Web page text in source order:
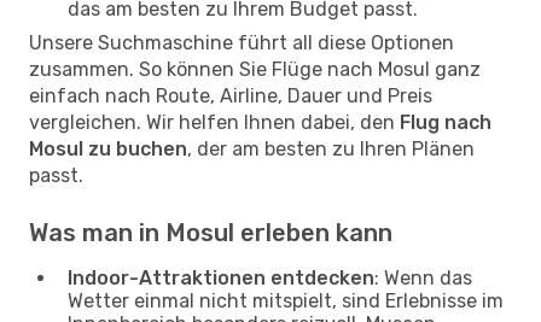
das am besten zu Ihrem Budget passt.
Unsere Suchmaschine führt all diese Optionen
zusammen. So können Sie Flüge nach Mosul ganz
einfach nach Route, Airline, Dauer und Preis
vergleichen. Wir helfen Ihnen dabei, den Flug nach
Mosul zu buchen, der am besten zu Ihren Plänen
passt.
Was man in Mosul erleben kann
Indoor-Attraktionen entdecken: Wenn das
Wetter einmal nicht mitspielt, sind Erlebnisse im